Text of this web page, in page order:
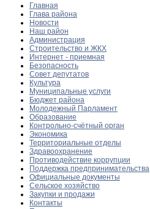
Главная
Глава района
Новости
Наш район
Администрация
Строительство и ЖКХ
Интернет - приемная
Безопасность
Совет депутатов
Культура
Муниципальные услуги
Бюджет района
Молодежный Парламент
Образование
Контрольно-счётный орган
Экономика
Территориальные отделы
Здравоохранение
Противодействие коррупции
Поддержка предпринимательства
Официальные документы
Сельское хозяйство
Закупки и продажи
Контакты